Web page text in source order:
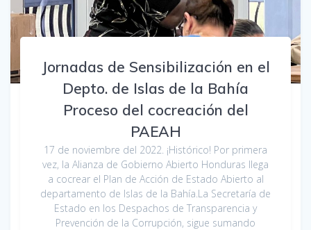
Jornadas de Sensibilización en el
Depto. de Islas de la Bahía
Proceso del cocreación del
PAEAH
17 de noviembre del 2022. ¡Histórico! Por primera
vez, la Alianza de Gobierno Abierto Honduras llega
a cocrear el Plan de Acción de Estado Abierto al
departamento de Islas de la Bahía.La Secretaría de
Estado en los Despachos de Transparencia y
Prevención de la Corrupción, sigue sumando